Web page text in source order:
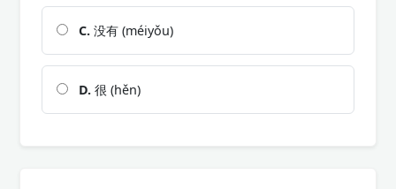
C. 没有 (méiyǒu)
D. 很 (hěn)